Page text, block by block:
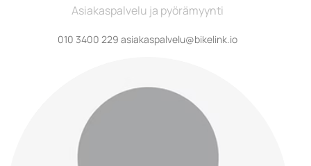
Asiakaspalvelu ja pyörämyynti
010 3400 229 asiakaspalvelu@bikelink.io